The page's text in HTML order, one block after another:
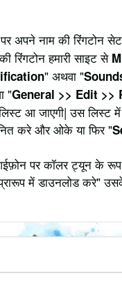
अपने नाम की रिंगटोन
रिंगटोन हमारी साइट से
" अथवा "
"General >> Edit >>
आ जाएगी| उस लिस्ट
करे और ओके या फिर "
पर कॉलर ट्यून के
में डाउनलोड करे"